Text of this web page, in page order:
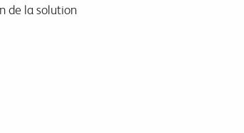
de la solution